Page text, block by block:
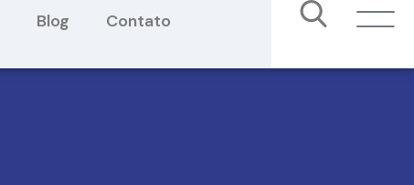
Blog Contato